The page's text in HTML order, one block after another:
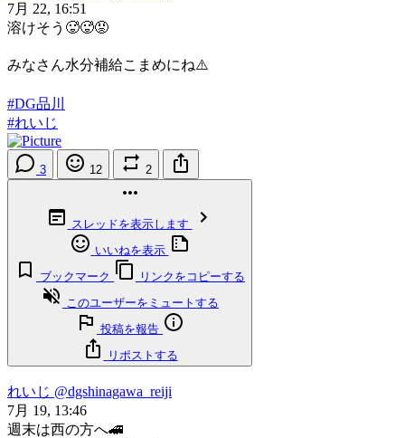
7月 22, 16:51
溶けそう🥵🥵😡
みなさん水分補給こまめにね⚠️
#DG品川
#れいじ
3 12 2
スレッドを表示します
いいねを表示
ブックマーク
リンクをコピーする
このユーザーをミュートする
投稿を報告
リポストする
れいじ @dgshinagawa_reiji
7月 19, 13:46
週末は西の方へ🚄